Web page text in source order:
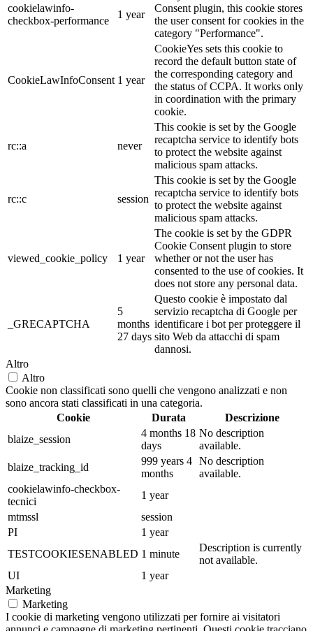
cookielawinfo-
checkbox-performance
1 year
Consent plugin, this cookie stores
the user consent for cookies in the
category "Performance".
CookieLawInfoConsent 1 year
CookieYes sets this cookie to
record the default button state of
the corresponding category and
the status of CCPA. It works only
in coordination with the primary
cookie.
rc::a never
This cookie is set by the Google
recaptcha service to identify bots
to protect the website against
malicious spam attacks.
rc::c session
This cookie is set by the Google
recaptcha service to identify bots
to protect the website against
malicious spam attacks.
viewed_cookie_policy 1 year
The cookie is set by the GDPR
Cookie Consent plugin to store
whether or not the user has
consented to the use of cookies. It
does not store any personal data.
_GRECAPTCHA
5
months
27 days
Questo cookie è impostato dal
servizio recaptcha di Google per
identificare i bot per proteggere il
sito Web da attacchi di spam
dannosi.
Altro
Altro
Cookie non classificati sono quelli che vengono analizzati e non
sono ancora stati classificati in una categoria.
Cookie
Durata
Descrizione
blaize_session
4 months 18
days
No description
available.
blaize_tracking_id
999 years 4
months
No description
available.
cookielawinfo-checkbox-
tecnici
1 year
mtmssl
session
PI
1 year
TESTCOOKIESENABLED 1 minute
Description is currently
not available.
UI
1 year
Marketing
Marketing
I cookie di marketing vengono utilizzati per fornire ai visitatori